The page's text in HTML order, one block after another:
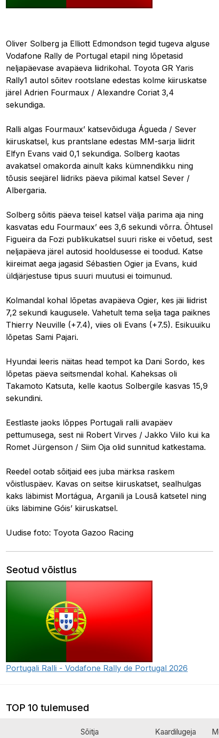
Oliver Solberg ja Elliott Edmondson tegid tugeva alguse
Vodafone Rally de Portugal etapil ning lõpetasid
neljapäevase avapäeva liidrikohal. Toyota GR Yaris
Rally1 autol sõitev rootslane edestas kolme kiiruskatse
järel Adrien Fourmaux / Alexandre Coriat 3,4
sekundiga.
Ralli algas Fourmaux’ katsevõiduga Águeda / Sever
kiiruskatsel, kus prantslane edestas MM-sarja liidrit
Elfyn Evans vaid 0,1 sekundiga. Solberg kaotas
avakatsel omakorda ainult kaks kümnendikku ning
tõusis seejärel liidriks päeva pikimal katsel Sever /
Albergaria.
Solberg sõitis päeva teisel katsel välja parima aja ning
kasvatas edu Fourmaux’ ees 3,6 sekundi võrra. Õhtusel
Figueira da Fozi publikukatsel suuri riske ei võetud, sest
neljapäeva järel autosid hooldusesse ei toodud. Katse
kiireimat aega jagasid Sébastien Ogier ja Evans, kuid
üldjärjestuse tipus suuri muutusi ei toimunud.
Kolmandal kohal lõpetas avapäeva Ogier, kes jäi liidrist
7,2 sekundi kaugusele. Vahetult tema selja taga paiknes
Thierry Neuville (+7.4), viies oli Evans (+7.5). Esikuuiku
lõpetas Sami Pajari.
Hyundai leeris näitas head tempot ka Dani Sordo, kes
lõpetas päeva seitsmendal kohal. Kaheksas oli
Takamoto Katsuta, kelle kaotus Solbergile kasvas 15,9
sekundini.
Eestlaste jaoks lõppes Portugali ralli avapäev
pettumusega, sest nii Robert Virves / Jakko Viilo kui ka
Romet Jürgenson / Siim Oja olid sunnitud katkestama.
Reedel ootab sõitjaid ees juba märksa raskem
võistluspäev. Kavas on seitse kiiruskatset, sealhulgas
kaks läbimist Mortágua, Arganili ja Lousã katsetel ning
üks läbimine Góis’ kiiruskatsel.
Uudise foto: Toyota Gazoo Racing
Seotud võistlus
Portugali Ralli - Vodafone Rally de Portugal 2026
TOP 10 tulemused
Sõitja Kaardilugeja